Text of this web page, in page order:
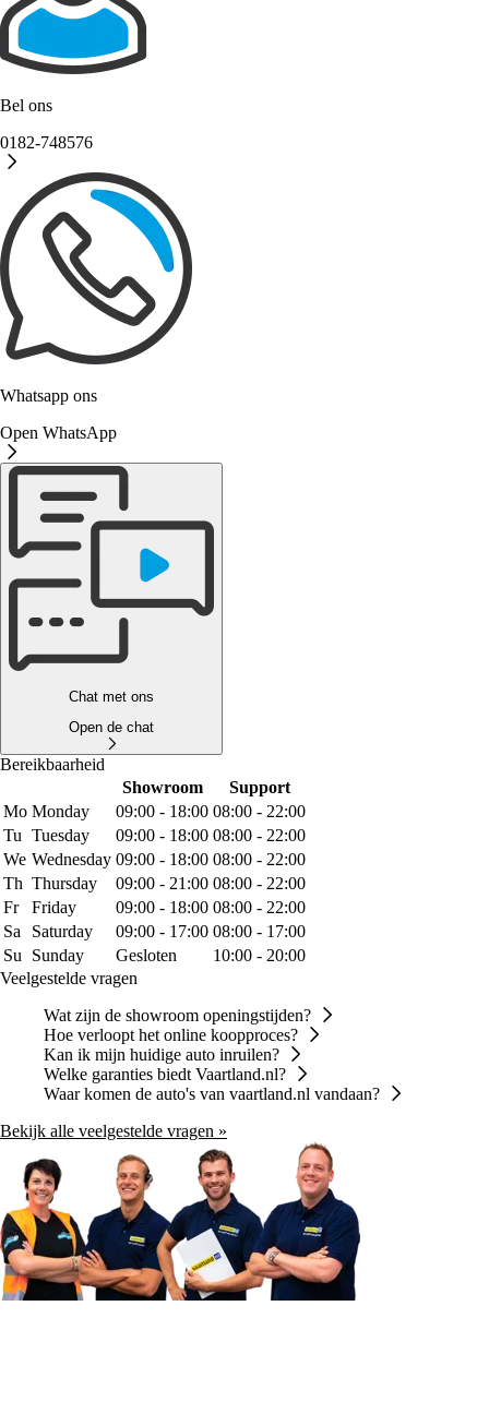
Bel ons
0182-748576
Whatsapp ons
Open WhatsApp
Chat met ons
Open de chat
Bereikbaarheid
Showroom
Support
Mo Monday 09:00 - 18:00 08:00 - 22:00
Tu Tuesday 09:00 - 18:00 08:00 - 22:00
We Wednesday 09:00 - 18:00 08:00 - 22:00
Th Thursday 09:00 - 21:00 08:00 - 22:00
Fr
Friday 09:00 - 18:00 08:00 - 22:00
Sa
Saturday 09:00 - 17:00 08:00 - 17:00
Su Sunday Gesloten
10:00 - 20:00
Veelgestelde vragen
Wat zijn de showroom openingstijden?
Hoe verloopt het online koopproces?
Kan ik mijn huidige auto inruilen?
Welke garanties biedt Vaartland.nl?
Waar komen de auto's van vaartland.nl vandaan?
Bekijk alle veelgestelde vragen »